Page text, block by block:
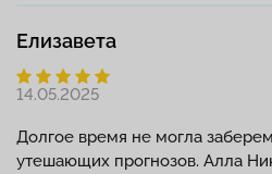
Елизавета
14.05.2025
Долгое время не могла
утешающих прогнозов. Алла